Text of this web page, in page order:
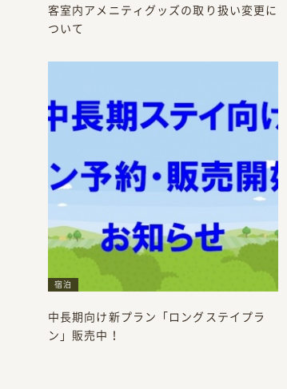
客室内アメニティグッズの取り扱い変更に
ついて
宿泊
中長期向け新プラン「ロングステイプラ
ン」販売中！